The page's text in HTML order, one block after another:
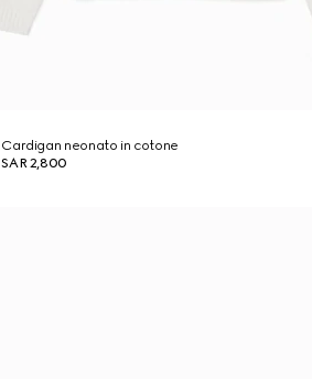
Cardigan neonato in cotone
SAR 2,800